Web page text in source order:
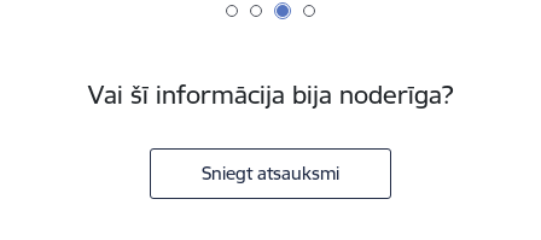
Vai šī informācija bija noderīga?
Sniegt atsauksmi